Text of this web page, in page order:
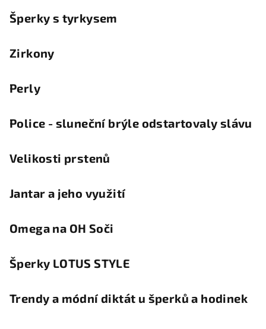
Šperky s tyrkysem
Zirkony
Perly
Police - sluneční brýle odstartovaly slávu
Velikosti prstenů
Jantar a jeho využití
Omega na OH Soči
Šperky LOTUS STYLE
Trendy a módní diktát u šperků a hodinek